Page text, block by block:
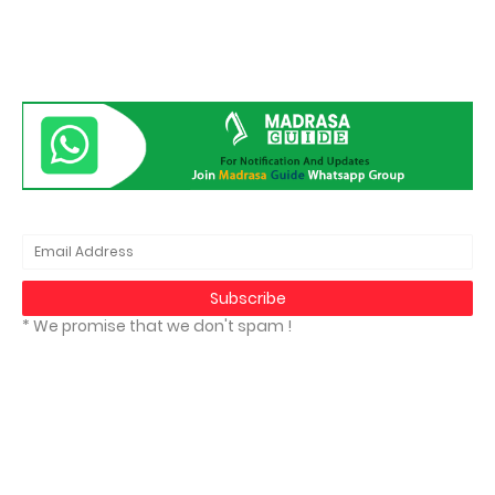
* We promise that we don't spam !